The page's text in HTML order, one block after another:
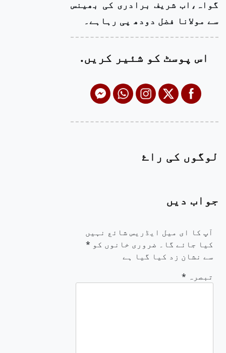
گواہ،اب شریف برادری کی بھینس
سے مولانا فضل دودھ پی رہاہے۔
اس پوسٹ کو شئیر کریں.
لوگوں کی راۓ
جواب دیں
آپ کا ای میل ایڈریس شائع نہیں
کیا جائے گا۔ ضروری خانوں کو *
سے نشان زد کیا گیا ہے
تبصرہ *